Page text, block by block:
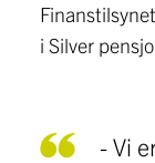
i Silver
- Vi